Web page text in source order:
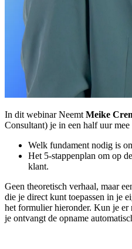
In dit webinar Neemt Meike
Consultant) je in een half uur mee
Welk fundament nodig is
Het 5-stappenplan om op
klant.
Geen theoretisch verhaal, maar
die je direct kunt toepassen in je
het formulier hieronder. Kun je
je ontvangt de opname